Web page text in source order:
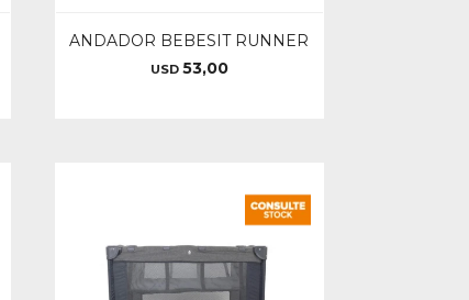
ANDADOR BEBESIT RUNNER
USD 53,00